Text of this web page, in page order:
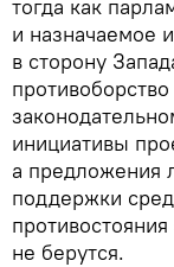
тогда как
и назначаемое
в сторону
инициативы
а предложения
поддержки
не берутся.